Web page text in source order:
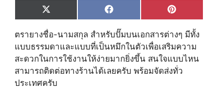
Share
on
X
(
w
i
t
e
r
)
Share
on
F
a
c
e
b
o
k
Share
on
P
i
t
e
e
s
ตรายางชื่อ-นามสกุล สำหรับปั๊มบนเอกสารต่างๆ มีทั้ง
แบบธรรมดาและแบบที่เป็นหมึกในตัวเพื่อเสริมความ
สะดวกในการใช้งานให้ง่ายมากยิ่งขึ้น สนใจแบบไหน
สามารถติดต่อทางร้านได้เลยครับ พร้อมจัดส่งทั่ว
ประเทศครับ